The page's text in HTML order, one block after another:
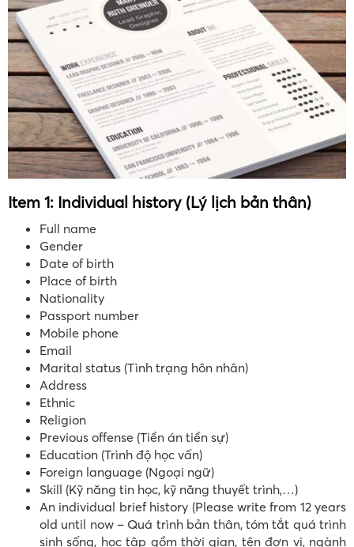
Item 1: Individual history (Lý lịch bản thân)
Full name
Gender
Date of birth
Place of birth
Nationality
Passport number
Mobile phone
Email
Marital status (Tình trạng hôn nhân)
Address
Ethnic
Religion
Previous offense (Tiền án tiền sự)
Education (Trình độ học vấn)
Foreign language (Ngoại ngữ)
Skill (Kỹ năng tin học, kỹ năng thuyết trình,…)
An individual brief history (Please write from 12 years
old until now – Quá trình bản thân, tóm tắt quá trình
sinh sống, học tập gồm thời gian, tên đơn vị, ngành